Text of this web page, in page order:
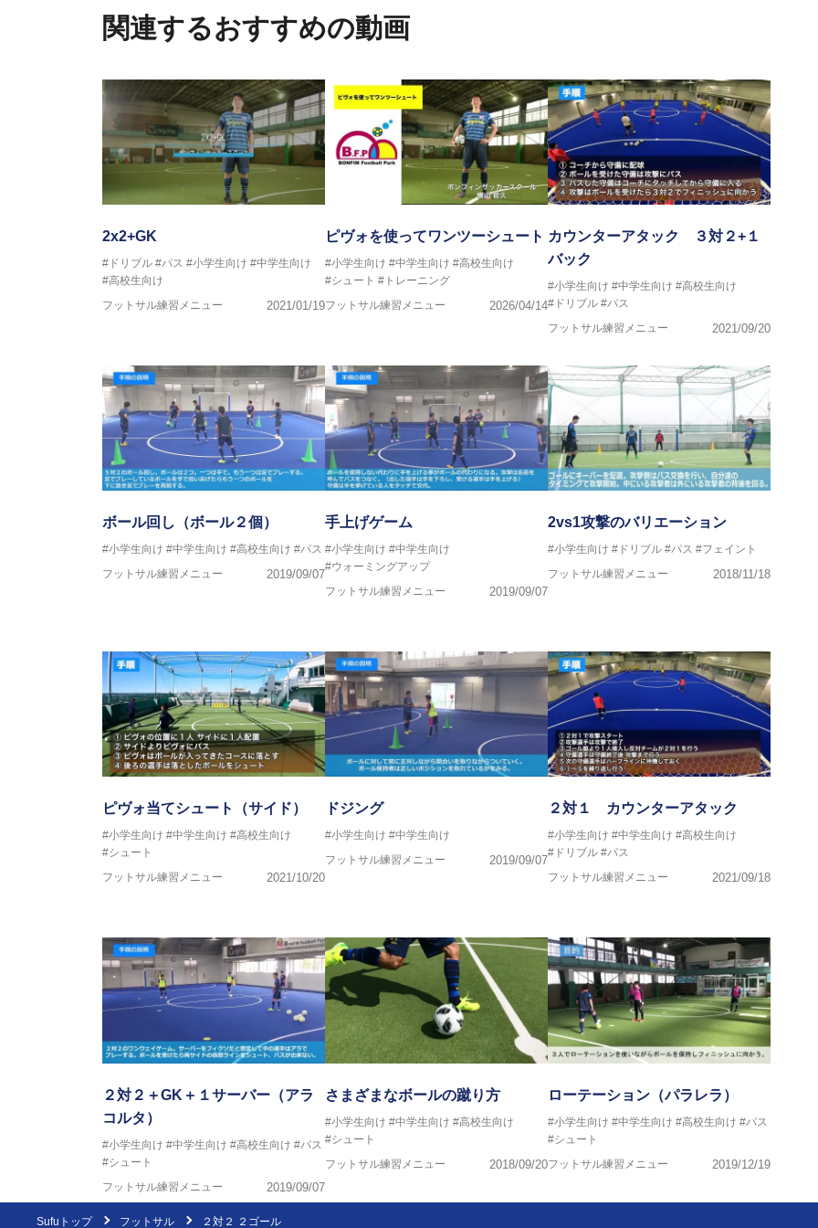
フットサル監修：小西 鉄平
日本サッカー協会フットサルインストラクター、AFC（アジアサッカー連盟）フットサルインスト
ラクター
【資格】
JFA公認A級コーチジェネラルライセンス・JFA公認フットサルB級コーチライセンス
横山 哲久
ASV ペスカドーラ町田 監督、FC VIGORE 監督
日本サッカー協会公認B級ライセンス・日本サッカー協会公認フットサルB級ライセンス
※全コーチボンフィンサッカースクール所属
関連するおすすめの動画
2x2+GK
#ドリブル #パス #小学生向け #中学生向け
#高校生向け
フットサル練習メニュー
2021/01/19
ピヴォを使ってワンツーシュート
#小学生向け #中学生向け #高校生向け
#シュート #トレーニング
フットサル練習メニュー
2026/04/14
カウンターアタック ３対２+１
バック
#小学生向け #中学生向け #高校生向け
#ドリブル #パス
フットサル練習メニュー
2021/09/20
ボール回し（ボール２個）
#小学生向け #中学生向け #高校生向け #パス
フットサル練習メニュー
2019/09/07
手上げゲーム
#小学生向け #中学生向け
#ウォーミングアップ
フットサル練習メニュー
2019/09/07
2vs1攻撃のバリエーション
#小学生向け #ドリブル #パス #フェイント
フットサル練習メニュー
2018/11/18
ピヴォ当てシュート（サイド）
#小学生向け #中学生向け #高校生向け
#シュート
フットサル練習メニュー
2021/10/20
ドジング
#小学生向け #中学生向け
フットサル練習メニュー
2019/09/07
２対１ カウンターアタック
#小学生向け #中学生向け #高校生向け
#ドリブル #パス
フットサル練習メニュー
2021/09/18
２対２＋GK＋１サーバー（アラ
コルタ）
#小学生向け #中学生向け #高校生向け #パス
#シュート
フットサル練習メニュー
2019/09/07
さまざまなボールの蹴り方
#小学生向け #中学生向け #高校生向け
#シュート
フットサル練習メニュー
2018/09/20
ローテーション（パラレラ）
#小学生向け #中学生向け #高校生向け #パス
#シュート
フットサル練習メニュー
2019/12/19
Sufuトップ フットサル ２対２ ２ゴール